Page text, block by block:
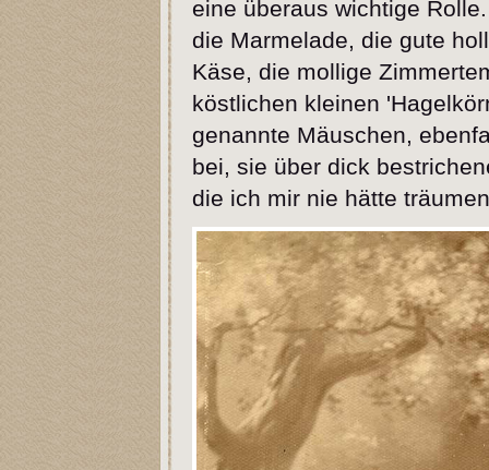
eine überaus wichtige
die Marmelade, die gute
Käse, die mollige
köstlichen kleinen
genannte Mäuschen,
bei, sie über dick
die ich mir nie hätte